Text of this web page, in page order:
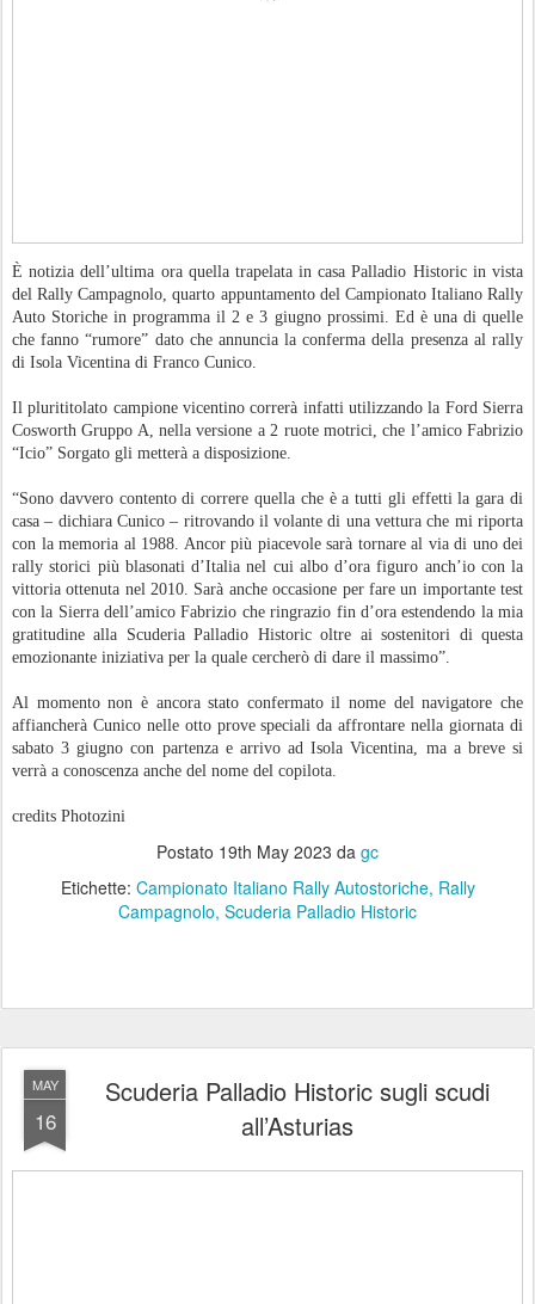
È notizia dell’ultima ora quella trapelata in casa Palladio Historic in vista
del Rally Campagnolo, quarto appuntamento del Campionato Italiano Rally
Auto Storiche in programma il 2 e 3 giugno prossimi. Ed è una di quelle
che fanno “rumore” dato che annuncia la conferma della presenza al rally
di Isola Vicentina di Franco Cunico.
Il plurititolato campione vicentino correrà infatti utilizzando la Ford Sierra
Cosworth Gruppo A, nella versione a 2 ruote motrici, che l’amico Fabrizio
“Icio” Sorgato gli metterà a disposizione.
“Sono davvero contento di correre quella che è a tutti gli effetti la gara di
casa – dichiara Cunico – ritrovando il volante di una vettura che mi riporta
con la memoria al 1988. Ancor più piacevole sarà tornare al via di uno dei
rally storici più blasonati d’Italia nel cui albo d’ora figuro anch’io con la
vittoria ottenuta nel 2010. Sarà anche occasione per fare un importante test
con la Sierra dell’amico Fabrizio che ringrazio fin d’ora estendendo la mia
gratitudine alla Scuderia Palladio Historic oltre ai sostenitori di questa
emozionante iniziativa per la quale cercherò di dare il massimo”.
Al momento non è ancora stato confermato il nome del navigatore che
affiancherà Cunico nelle otto prove speciali da affrontare nella giornata di
sabato 3 giugno con partenza e arrivo ad Isola Vicentina, ma a breve si
verrà a conoscenza anche del nome del copilota.
credits Photozini
Postato 19th May 2023 da gc
Etichette: Campionato Italiano Rally Autostoriche Rally
Campagnolo Scuderia Palladio Historic
MAY
16
Scuderia Palladio Historic sugli scudi
all’Asturias